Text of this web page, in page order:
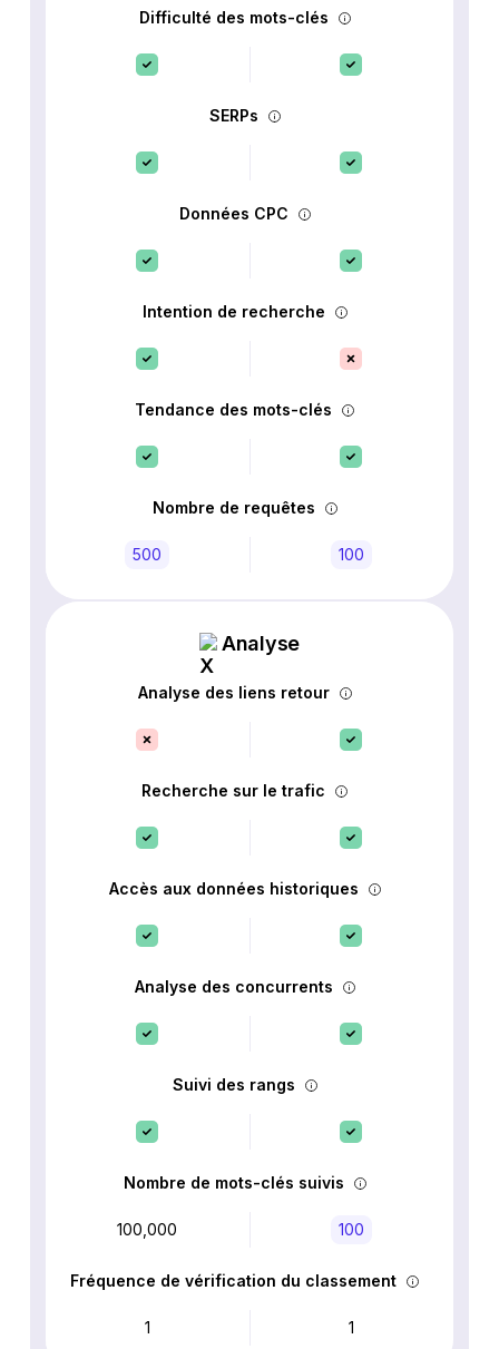
Difficulté des mots-clés
SERPs
Données CPC
Intention de recherche
Tendance des mots-clés
Nombre de requêtes
500 100
Analyse
Analyse des liens retour
Recherche sur le trafic
Accès aux données historiques
Analyse des concurrents
Suivi des rangs
Nombre de mots-clés suivis
100,000 100
Fréquence de vérification du classement
1 1